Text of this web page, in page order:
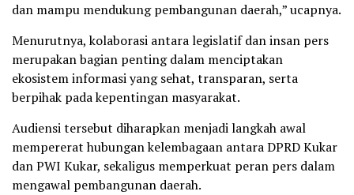
dan mampu mendukung pembangunan daerah,” ucapnya.
Menurutnya, kolaborasi antara legislatif dan insan pers
merupakan bagian penting dalam menciptakan
ekosistem informasi yang sehat, transparan, serta
berpihak pada kepentingan masyarakat.
Audiensi tersebut diharapkan menjadi langkah awal
mempererat hubungan kelembagaan antara DPRD Kukar
dan PWI Kukar, sekaligus memperkuat peran pers dalam
mengawal pembangunan daerah.